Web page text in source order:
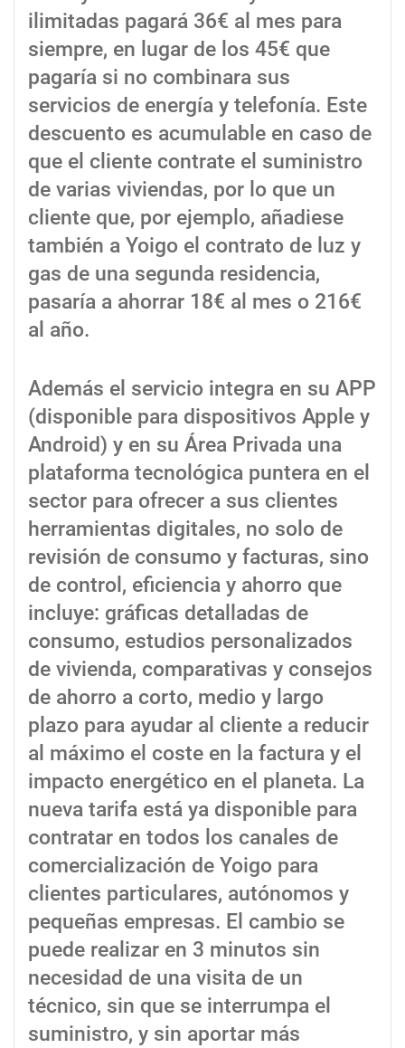
ilimitadas pagará 36€ al mes para
siempre, en lugar de los 45€ que
pagaría si no combinara sus
servicios de energía y telefonía. Este
descuento es acumulable en caso de
que el cliente contrate el suministro
de varias viviendas, por lo que un
cliente que, por ejemplo, añadiese
también a Yoigo el contrato de luz y
gas de una segunda residencia,
pasaría a ahorrar 18€ al mes o 216€
al año.
Además el servicio integra en su APP
(disponible para dispositivos Apple y
Android) y en su Área Privada una
plataforma tecnológica puntera en el
sector para ofrecer a sus clientes
herramientas digitales, no solo de
revisión de consumo y facturas, sino
de control, eficiencia y ahorro que
incluye: gráficas detalladas de
consumo, estudios personalizados
de vivienda, comparativas y consejos
de ahorro a corto, medio y largo
plazo para ayudar al cliente a reducir
al máximo el coste en la factura y el
impacto energético en el planeta. La
nueva tarifa está ya disponible para
contratar en todos los canales de
comercialización de Yoigo para
clientes particulares, autónomos y
pequeñas empresas. El cambio se
puede realizar en 3 minutos sin
necesidad de una visita de un
técnico, sin que se interrumpa el
suministro, y sin aportar más